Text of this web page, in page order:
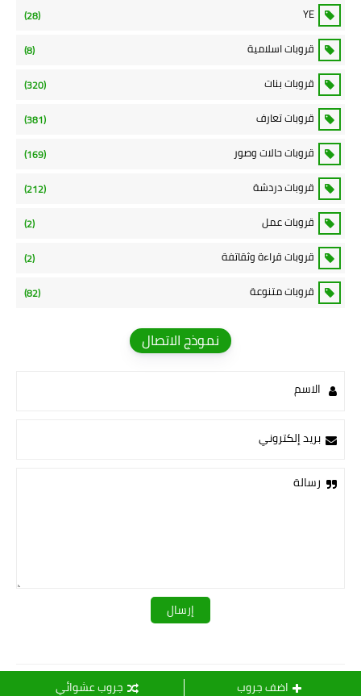
اضف جروب جروب عشوائي
YE
(28)
قروبات اسلامية (8)
قروبات بنات (320)
قروبات تعارف (381)
قروبات حالات وصور (169)
قروبات دردشة (212)
قروبات عمل (2)
قروبات قراءة وثقاتفة (2)
قروبات متنوعة (82)
نموذج الاتصال
الاسم
بريد إلكتروني
رسالة
قـــــروبات ســ💛ــيدرا